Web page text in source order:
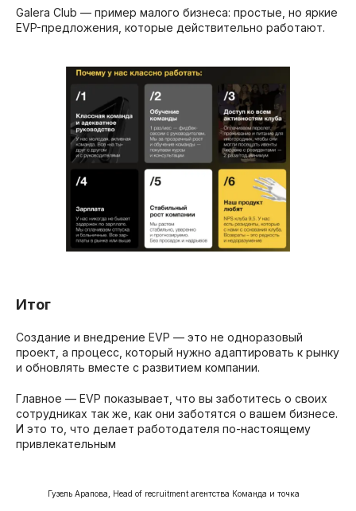
Galera Club — пример малого бизнеса: простые, но яркие
EVP-предложения, которые действительно работают.
Итог
Создание и внедрение EVP — это не одноразовый
проект, а процесс, который нужно адаптировать к рынку
и обновлять вместе с развитием компании.
Главное — EVP показывает, что вы заботитесь о своих
сотрудниках так же, как они заботятся о вашем бизнесе.
И это то, что делает работодателя по-настоящему
привлекательным
Гузель Арапова, Head of recruitment агентства Команда и точка